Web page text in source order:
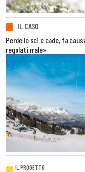
IL CASO
Perde lo sci e cade, fa
regolati male»
IL PROGETTO